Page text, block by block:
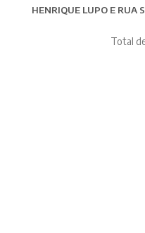
HENRIQUE LUPO E RUA
Total